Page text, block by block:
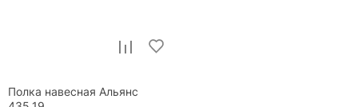
Полка навесная Альянс